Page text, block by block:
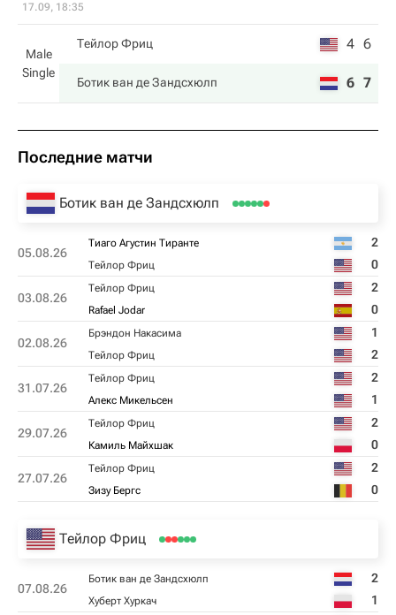
17.09, 18:35
Male
Single
Тейлор Фриц 4 6
Ботик ван де Зандсхюлп 6 7
Последние матчи
Ботик ван де Зандсхюлп
05.08.26
Тиаго Агустин Тиранте 2
Тейлор Фриц 0
03.08.26
Тейлор Фриц 2
Rafael Jodar 0
02.08.26
Брэндон Накаcима 1
Тейлор Фриц 2
31.07.26
Тейлор Фриц 2
Алекс Микельсен 1
29.07.26
Тейлор Фриц 2
Камиль Майхшак 0
27.07.26
Тейлор Фриц 2
Зизу Бергс 0
Тейлор Фриц
07.08.26
Ботик ван де Зандсхюлп 2
Хуберт Хуркач 1